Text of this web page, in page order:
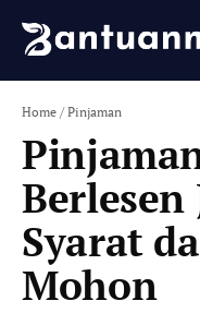
content
Home /Pinjaman
Berlesen
Syarat
Mohon